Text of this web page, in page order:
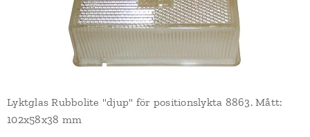
Lyktglas Rubbolite "djup" för positionslykta 8863. Mått:
102x58x38 mm